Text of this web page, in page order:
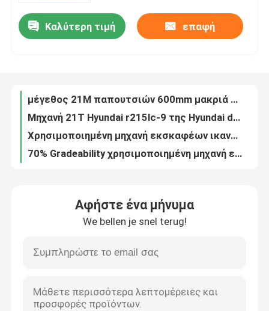
Περίπου εμείς
Ποιοτικός έλεγχος
Μας ελάτε σε επαφή με
Χρησιμοποιημένη μηχανή εκσκαφέων
Χρησιμοποιημένος εκσκαφέας γατών
Καλύτερη τιμή επαφή
χρησιμοποιημένη μηχανή εκσκαφέων 98.4Kw 1950rpm Hitachi EX200 6 κύλινδροι
6.5L μετατόπιση Ιαπωνία Hitachi ex200-5 χρησιμοποιημένος εκσκαφέας αντιολισθητικών αλυσίδων
Pc220-8 2018 έτος saa6d107e-1 μηχανή 134 χρησιμοποιημένος KW εκσκαφέας της KOMATSU
6.7L μετατόπιση 134kw KOMATSU pc220-8 Diggers χεριών 22T δεύτερος
Αφήστε ένα μήνυμα
We bellen je snel terug!